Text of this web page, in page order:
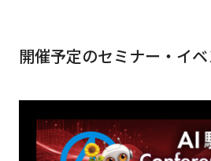
開催予定のセミナー・イベ